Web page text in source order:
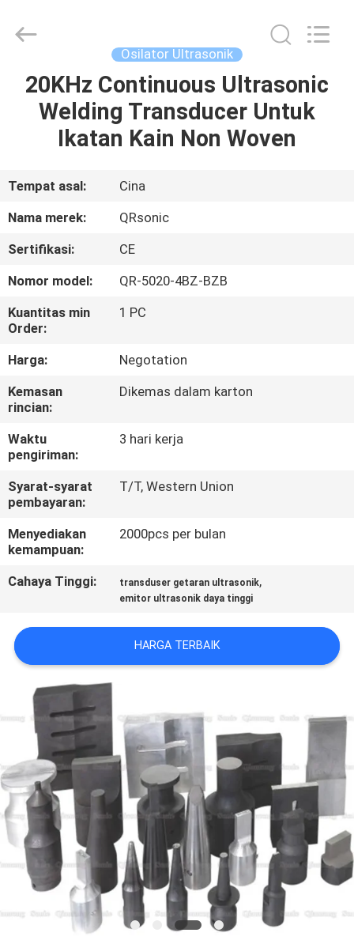
RUMAH
PRODUK
TENTANG
KAMI
TUR
PABRIK
KONTROL
KUALITAS
HUBUNGI
KAMI
BERITA
KASUS
MINTA
PENAWARAN
SITEMAP
KEBIJAKAN
PRIVASI
Equipment
Co.,Ltd.
Reserved.
Osilator Ultrasonik
20KHz Continuous Ultrasonic
Welding Transducer Untuk
Ikatan Kain Non Woven
Tempat asal:
Cina
Nama merek:
QRsonic
Sertifikasi:
CE
Nomor model:
QR-5020-4BZ-BZB
Kuantitas min
Order:
1 PC
Harga:
Negotation
Kemasan
rincian:
Dikemas dalam karton
Waktu
pengiriman:
3 hari kerja
Syarat-syarat
pembayaran:
T/T, Western Union
Menyediakan
kemampuan:
2000pcs per bulan
Cahaya Tinggi: transduser getaran ultrasonik,
emitor ultrasonik daya tinggi
HARGA TERBAIK